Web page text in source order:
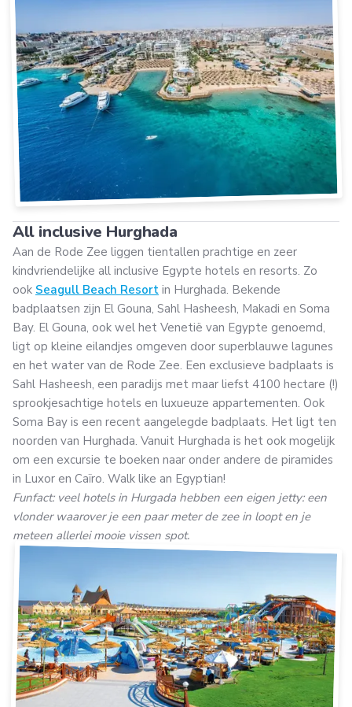
All inclusive Hurghada
Aan de Rode Zee liggen tientallen prachtige en zeer
kindvriendelijke all inclusive Egypte hotels en resorts. Zo
ook Seagull Beach Resort in Hurghada. Bekende
badplaatsen zijn El Gouna, Sahl Hasheesh, Makadi en Soma
Bay. El Gouna, ook wel het Venetië van Egypte genoemd,
ligt op kleine eilandjes omgeven door superblauwe lagunes
en het water van de Rode Zee. Een exclusieve badplaats is
Sahl Hasheesh, een paradijs met maar liefst 4100 hectare (!)
sprookjesachtige hotels en luxueuze appartementen. Ook
Soma Bay is een recent aangelegde badplaats. Het ligt ten
noorden van Hurghada. Vanuit Hurghada is het ook mogelijk
om een excursie te boeken naar onder andere de piramides
in Luxor en Caïro. Walk like an Egyptian!
Funfact: veel hotels in Hurgada hebben een eigen jetty: een
vlonder waarover je een paar meter de zee in loopt en je
meteen allerlei mooie vissen spot.